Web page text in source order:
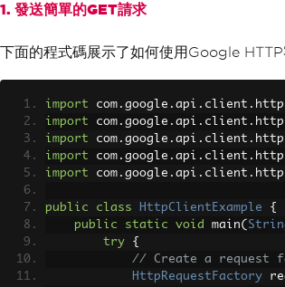
1. 發送簡單的GET請求
下面的程式碼展示了如何使用Google
import com . google . api . client . http
import com . google . api . client . http
import com . google . api . client . http
import com . google . api . client . http
import com . google . api . client . http
public class HttpClientExample
{
public
static void main(
try
{
// Create a request
HttpRequestFactory